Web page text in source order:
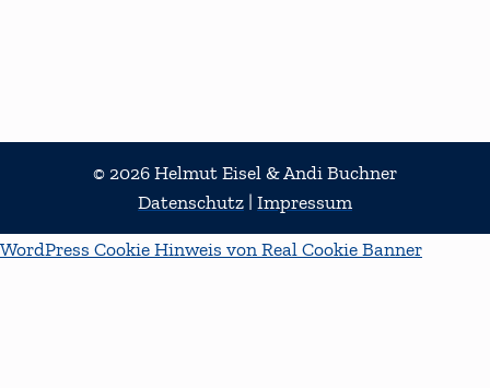
© 2026 Helmut Eisel & Andi Buchner
Datenschutz | Impressum
WordPress Cookie Hinweis von Real Cookie Banner